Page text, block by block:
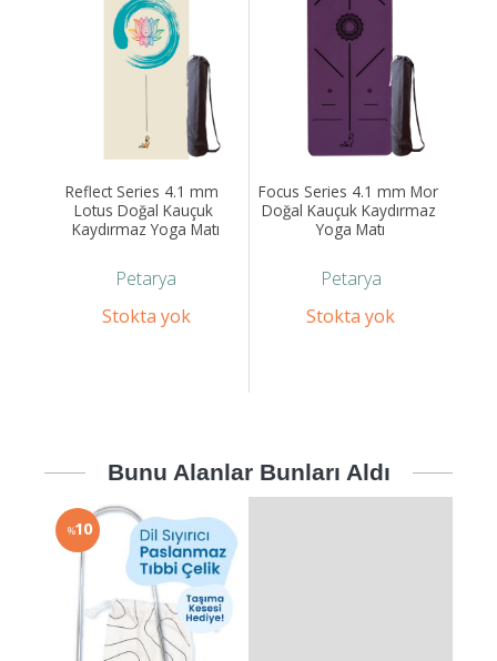
Reflect Series 4.1 mm
Lotus Doğal Kauçuk
Kaydırmaz Yoga Matı
Petarya
Stokta yok
Focus Series 4.1 mm Mor
Doğal Kauçuk Kaydırmaz
Yoga Matı
Petarya
Stokta yok
Bunu Alanlar Bunları Aldı
%10